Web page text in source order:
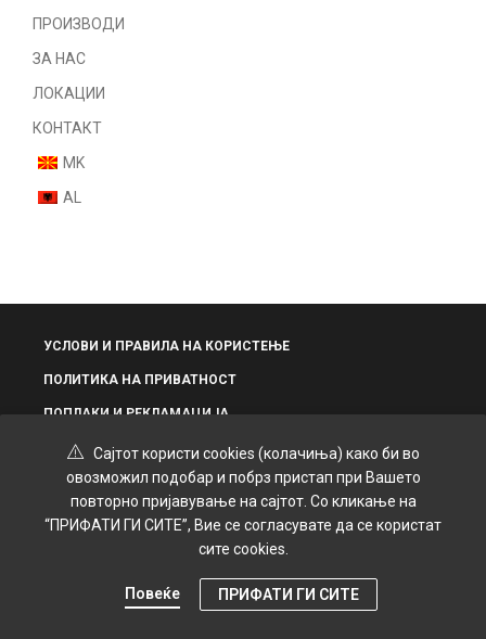
Serums
Shampoo
Шминка
Нокти
ПРОИЗВОДИ
ЗА НАС
ЛОКАЦИИ
КОНТАКТ
MK
AL
УСЛОВИ И ПРАВИЛА НА КОРИСТЕЊЕ
ПОЛИТИКА НА ПРИВАТНОСТ
ПОПЛАКИ И РЕКЛАМАЦИЈА
© 2025 Grand Kozmetik | Креирано и дизајнирано од
Сајтот користи cookies (колачиња) како би во
овозможил подобар и побрз пристап при Вашето
повторно пријавување на сајтот. Со кликање на
“ПРИФАТИ ГИ СИТЕ”, Вие се согласувате да се користат
сите cookies.
Повеќе ПРИФАТИ ГИ СИТЕ